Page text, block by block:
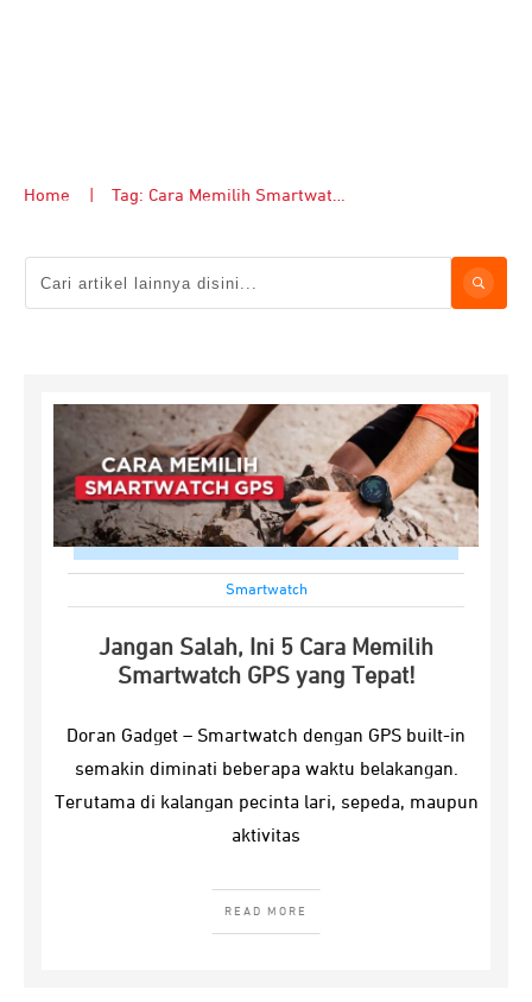
Home Tag: Cara Memilih Smartwatch GPS
Smartwatch
Jangan Salah, Ini 5 Cara Memilih
Smartwatch GPS yang Tepat!
Doran Gadget – Smartwatch dengan GPS built-in
semakin diminati beberapa waktu belakangan.
Terutama di kalangan pecinta lari, sepeda, maupun
aktivitas
READ MORE